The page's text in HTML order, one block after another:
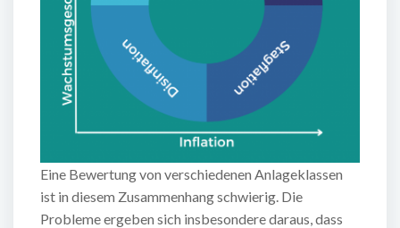
Eine Bewertung von verschiedenen Anlageklassen
ist in diesem Zusammenhang schwierig. Die
Probleme ergeben sich insbesondere daraus, dass